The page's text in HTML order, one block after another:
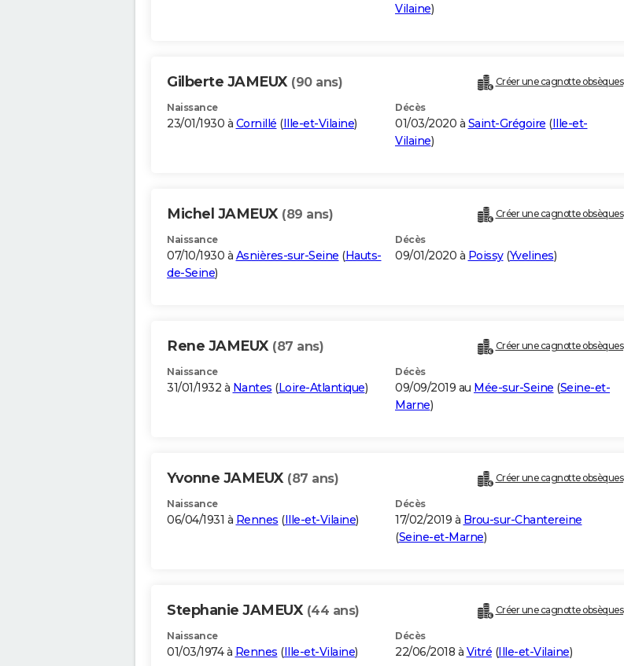
Vilaine)
Gilberte JAMEUX (90 ans) Créer une cagnotte obsèques
Naissance
23/01/1930 à Cornillé (Ille-et-Vilaine)
Décès
01/03/2020 à Saint-Grégoire (Ille-et-
Vilaine)
Michel JAMEUX (89 ans) Créer une cagnotte obsèques
Naissance
07/10/1930 à Asnières-sur-Seine (Hauts-
de-Seine)
Décès
09/01/2020 à Poissy(Yvelines)
Rene JAMEUX (87 ans) Créer une cagnotte obsèques
Naissance
31/01/1932 à Nantes (Loire-Atlantique)
Décès
09/09/2019 au Mée-sur-Seine (Seine-et-
Marne)
Yvonne JAMEUX (87 ans) Créer une cagnotte obsèques
Naissance
06/04/1931 à Rennes (Ille-et-Vilaine)
Décès
17/02/2019 à Brou-sur-Chantereine
(Seine-et-Marne)
Stephanie JAMEUX (44 ans) Créer une cagnotte obsèques
Naissance
01/03/1974 à Rennes (Ille-et-Vilaine)
Décès
22/06/2018 à Vitré (Ille-et-Vilaine)